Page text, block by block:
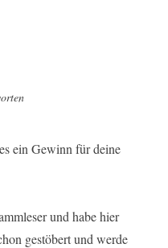
ein Gewinn für deine
und habe hier
gestöbert und werde